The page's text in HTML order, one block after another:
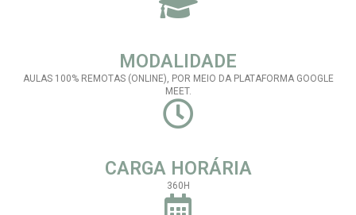
MODALIDADE
AULAS 100% REMOTAS (ONLINE), POR MEIO DA PLATAFORMA GOOGLE
MEET.
CARGA HORÁRIA
360H